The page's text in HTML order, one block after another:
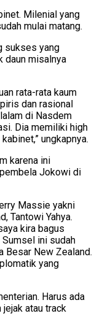
Milenial yang
mulai matang.
sukses yang
daun misalnya
rata-rata kaum
dan rasional
di Nasdem
Dia memiliki high
ungkapnya.
karena ini
Jokowi di
Massie yakni
Tantowi Yahya.
kira bagus
ini sudah
Besar New Zealand.
yang
Harus ada
atau track